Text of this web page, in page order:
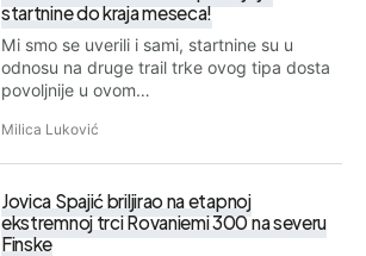
startnine do kraja meseca!
Mi smo se uverili i sami, startnine su u
odnosu na druge trail trke ovog tipa dosta
povoljnije u ovom…
Milica Luković
Jovica Spajić briljirao na etapnoj
ekstremnoj trci Rovaniemi 300 na severu
Finske